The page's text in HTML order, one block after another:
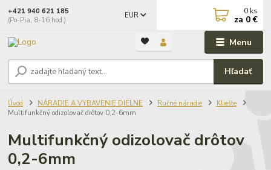
Menu
EUR
Hľadať
+421 940 621 185
(Po-Pia, 8-16 hod.)
0 ks
za 0 €
Úvod NÁRADIE A VYBAVENIE DIELNE Ručné náradie
Kliešte
Multifunkčný odizolovač drôtov 0,2-6mm
Multifunkčný odizolovač drôtov
0,2-6mm